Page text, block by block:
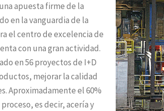
apuesta firme de la
en la vanguardia de la
el centro de excelencia de
con una gran actividad.
en 56 proyectos de I+D
mejorar la calidad
Aproximadamente el 60%
es decir, acería y